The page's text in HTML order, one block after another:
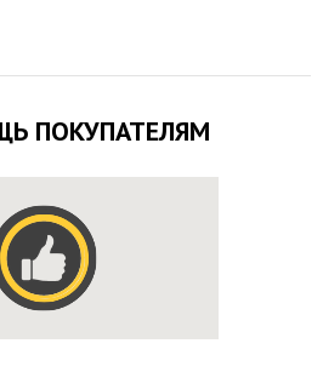
ПОКУПАТЕЛЯМ